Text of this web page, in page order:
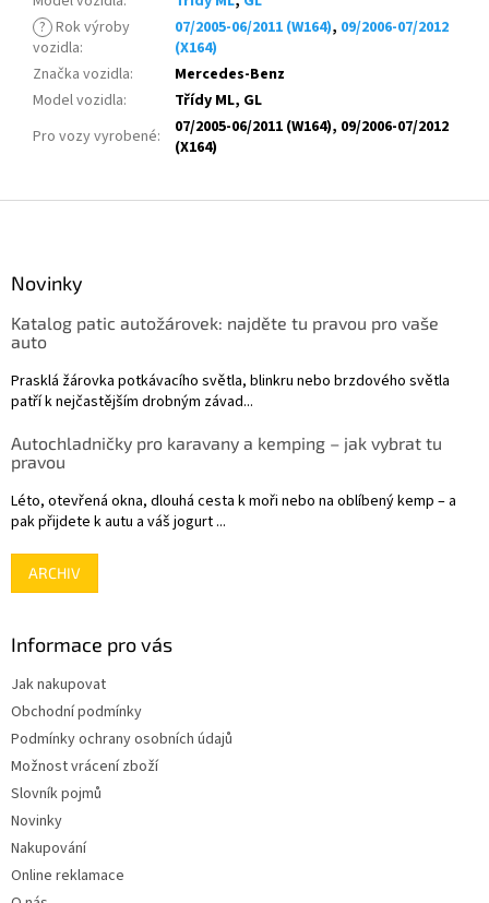
? Rok výroby
vozidla:
07/2005-06/2011 (W164), 09/2006-07/2012
(X164)
Značka vozidla:
Mercedes-Benz
Model vozidla:
Třídy ML, GL
Pro vozy vyrobené:
07/2005-06/2011 (W164), 09/2006-07/2012
(X164)
Novinky
Katalog patic autožárovek: najděte tu pravou pro vaše
auto
Prasklá žárovka potkávacího světla, blinkru nebo brzdového světla
patří k nejčastějším drobným závad...
Autochladničky pro karavany a kemping – jak vybrat tu
pravou
Léto, otevřená okna, dlouhá cesta k moři nebo na oblíbený kemp – a
pak přijdete k autu a váš jogurt ...
ARCHIV
Informace pro vás
Jak nakupovat
Obchodní podmínky
Podmínky ochrany osobních údajů
Možnost vrácení zboží
Slovník pojmů
Novinky
Nakupování
Online reklamace